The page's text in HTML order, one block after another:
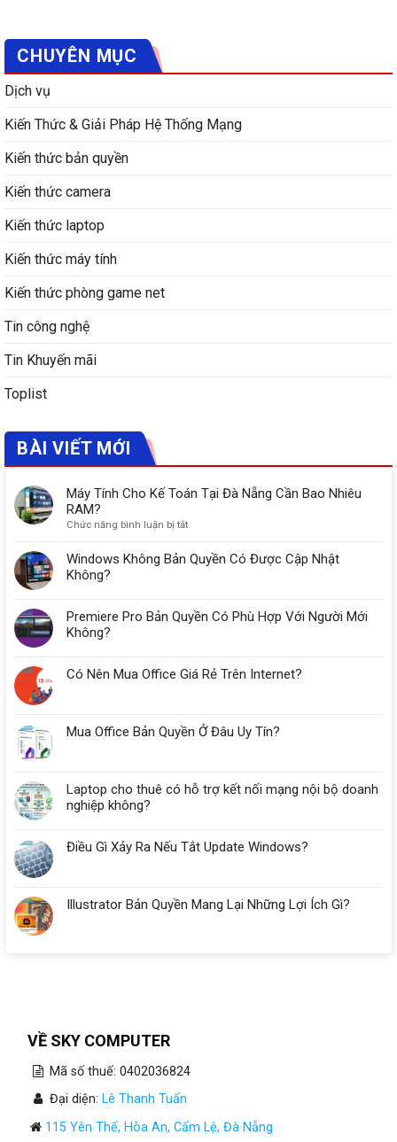
CHUYÊN MỤC
Dịch vụ
Kiến Thức & Giải Pháp Hệ Thống Mạng
Kiến thức bản quyền
Kiến thức camera
Kiến thức laptop
Kiến thức máy tính
Kiến thức phòng game net
Tin công nghệ
Tin Khuyến mãi
Toplist
BÀI VIẾT MỚI
Máy Tính Cho Kế Toán Tại Đà Nẵng Cần Bao Nhiêu
RAM?
Chức năng bình luận bị tắtở
Tính
Cho
Tại
Bao
Windows Không Bản Quyền Có Được Cập Nhật
Không?
Premiere Pro Bản Quyền Có Phù Hợp Với Người Mới
Không?
Có Nên Mua Office Giá Rẻ Trên Internet?
Mua Office Bản Quyền Ở Đâu Uy Tín?
Laptop cho thuê có hỗ trợ kết nối mạng nội bộ doanh
nghiệp không?
Điều Gì Xảy Ra Nếu Tắt Update Windows?
Illustrator Bản Quyền Mang Lại Những Lợi Ích Gì?
VỀ SKY COMPUTER
Mã số thuế: 0402036824
Đại diện: Lê Thanh Tuấn
115 Yên Thế, Hòa An, Cẩm Lệ, Đà Nẵng